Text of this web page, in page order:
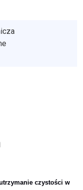
czystości w